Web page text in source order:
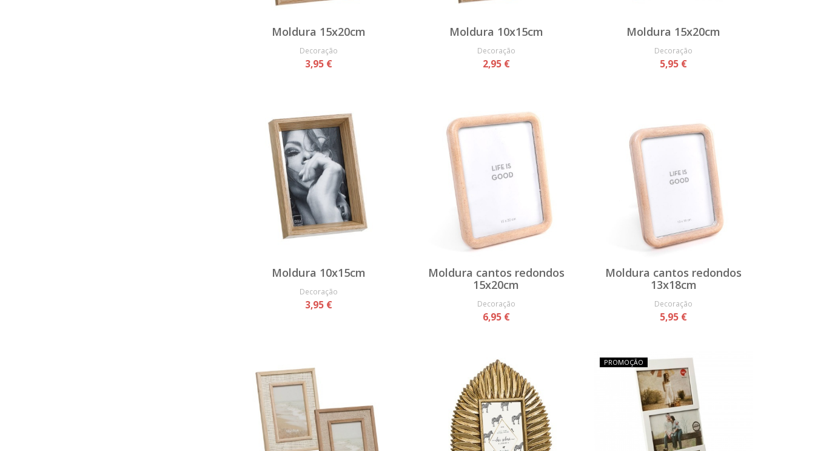
Moldura 15x20cm
Decoração
3,95 €
Moldura 10x15cm
Decoração
2,95 €
Moldura 15x20cm
Decoração
5,95 €
Moldura 10x15cm
Decoração
3,95 €
Moldura cantos redondos
15x20cm
Decoração
6,95 €
Moldura cantos redondos
13x18cm
Decoração
5,95 €
PROMOÇÃO